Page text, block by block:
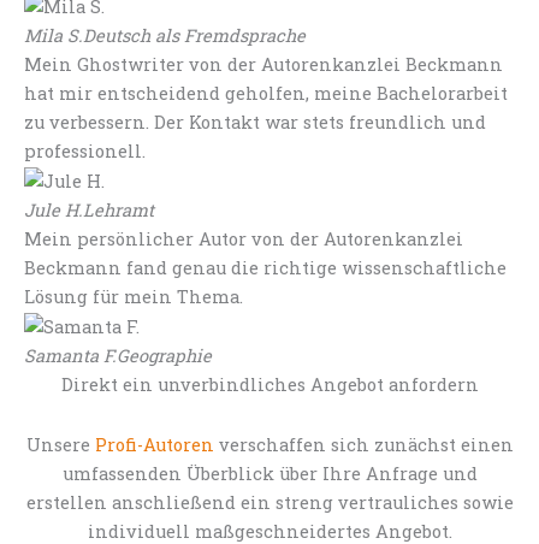
Mila S.Deutsch als Fremdsprache
Mein Ghostwriter von der Autorenkanzlei Beckmann
hat mir entscheidend geholfen, meine Bachelorarbeit
zu verbessern. Der Kontakt war stets freundlich und
professionell.
Jule H.Lehramt
Mein persönlicher Autor von der Autorenkanzlei
Beckmann fand genau die richtige wissenschaftliche
Lösung für mein Thema.
Samanta F.Geographie
Direkt ein unverbindliches Angebot anfordern
Unsere Profi-Autoren verschaffen sich zunächst einen
umfassenden Überblick über Ihre Anfrage und
erstellen anschließend ein streng vertrauliches sowie
individuell maßgeschneidertes Angebot.